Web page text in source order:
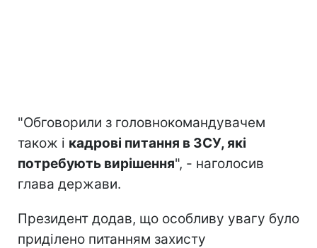
"Обговорили з головнокомандувачем
також і кадрові питання в ЗСУ, які
потребують вирішення", - наголосив
глава держави.
Президент додав, що особливу увагу було
приділено питанням захисту